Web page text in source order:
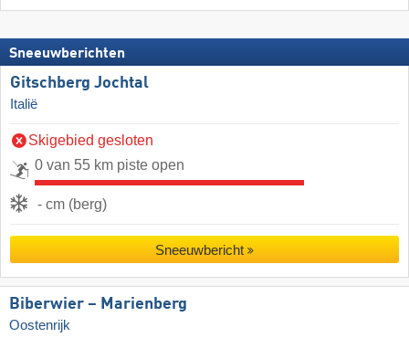
Sneeuwberichten
Gitschberg Jochtal
Italië
Skigebied gesloten
0 van 55 km piste open
- cm (berg)
Sneeuwbericht
Biberwier – Marienberg
Oostenrijk